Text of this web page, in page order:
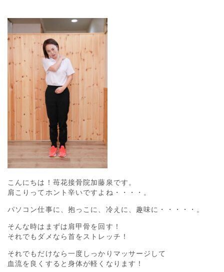
こんにちは！苺花接骨院加藤泉です。
肩こりってホント辛いですよね・・・・。
パソコン仕事に、抱っこに、冷えに、趣味に・・・・・。
そんな時はまずは肩甲骨を回す！
それでもダメなら首をストレッチ！
それでもだけなら一度しっかりマッサージして
血流を良くすると身体が軽くなります！